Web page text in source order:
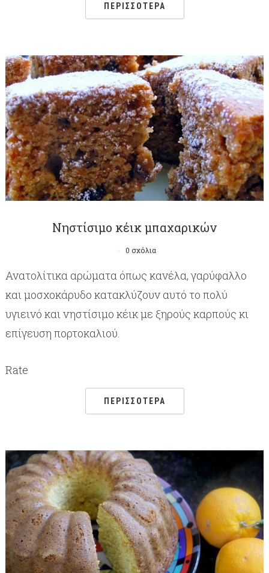
ΠΕΡΙΣΣΌΤΕΡΑ
Νηστίσιμο κέικ μπαχαρικών
0 σχόλια
Ανατολίτικα αρώματα όπως κανέλα, γαρύφαλλο
και μοσχοκάρυδο κατακλύζουν αυτό το πολύ
υγιεινό και νηστίσιμο κέικ με ξηρούς καρπούς κι
επίγευση πορτοκαλιού.
Rate
ΠΕΡΙΣΣΌΤΕΡΑ